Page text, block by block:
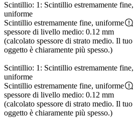
Scintillio: 1: Scintillio estremamente fine,
uniforme
Scintillio estremamente fine, uniforme
spessore di livello medio: 0.12 mm
(calcolato spessore di strato medio. Il tuo
oggetto è chiaramente più spesso.)
Scintillio: 1: Scintillio estremamente fine,
uniforme
Scintillio estremamente fine, uniforme
spessore di livello medio: 0.12 mm
(calcolato spessore di strato medio. Il tuo
oggetto è chiaramente più spesso.)